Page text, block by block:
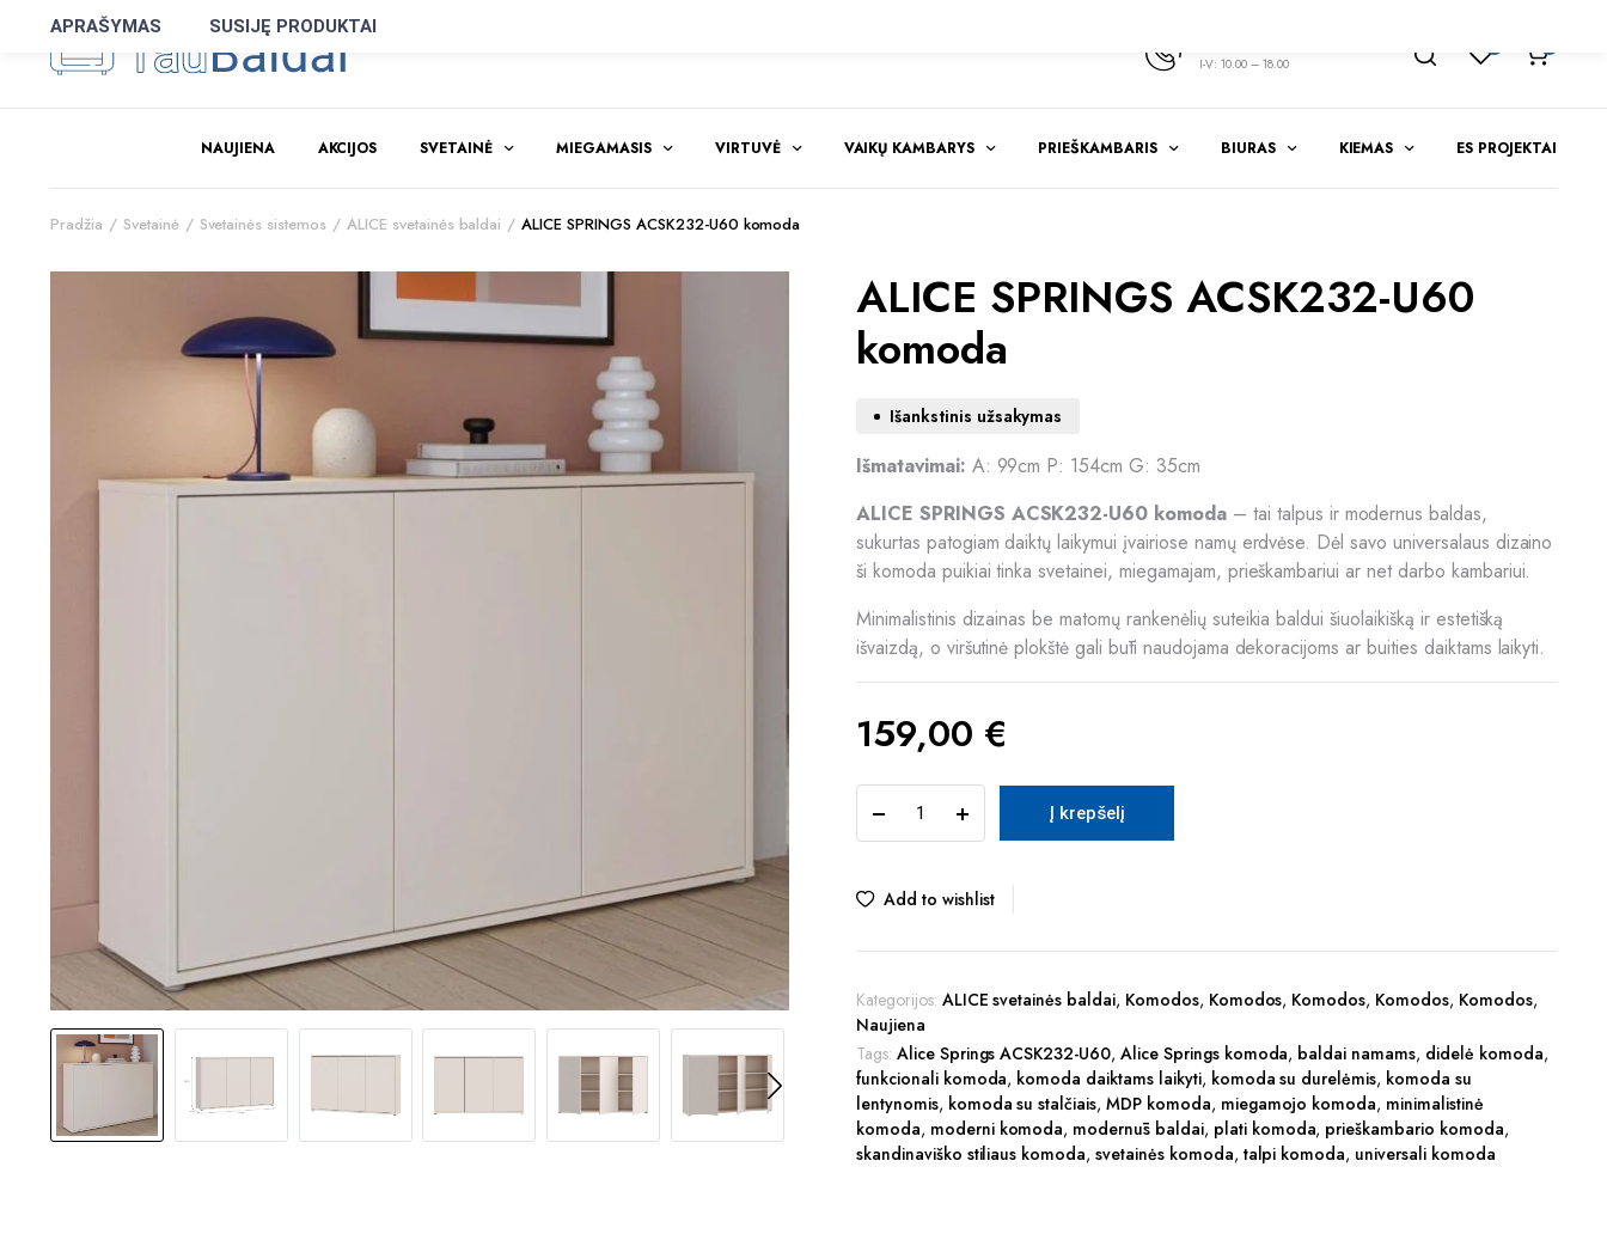
I-V: 10.00 – 18.00
NAUJIENA AKCIJOS SVETAINĖ MIEGAMASIS VIRTUVĖ VAIKŲ KAMBARYS PRIEŠKAMBARIS BIURAS KIEMAS ES PROJEKTAI
Pradžia Svetainė Svetainės sistemos ALICE svetainės baldai ALICE SPRINGS ACSK232-U60 komoda
ALICE SPRINGS ACSK232-U60
komoda
Išankstinis užsakymas
Išmatavimai: A: 99cm P: 154cm G: 35cm
ALICE SPRINGS ACSK232-U60 komoda – tai talpus ir modernus baldas,
sukurtas patogiam daiktų laikymui įvairiose namų erdvėse. Dėl savo universalaus dizaino
ši komoda puikiai tinka svetainei, miegamajam, prieškambariui ar net darbo kambariui.
Minimalistinis dizainas be matomų rankenėlių suteikia baldui šiuolaikišką ir estetišką
išvaizdą, o viršutinė plokštė gali būti naudojama dekoracijoms ar buities daiktams laikyti.
159,00 €
SPRINGS
ACSK232-
komoda
Į krepšelį
Add to wishlist
Kategorijos: ALICE svetainės baldai, Komodos, Komodos, Komodos, Komodos, Komodos,
Naujiena
Tags: Alice Springs ACSK232-U60,Alice Springs komoda, baldai namams, didelė komoda,
funkcionali komoda, komoda daiktams laikyti, komoda su durelėmis, komoda su
lentynomis, komoda su stalčiais,MDP komoda, miegamojo komoda, minimalistinė
komoda, moderni komoda, modernūs baldai, plati komoda, prieškambario komoda,
skandinaviško stiliaus komoda,svetainės komoda, talpi komoda, universali komoda
APRAŠYMAS SUSIJĘ PRODUKTAI